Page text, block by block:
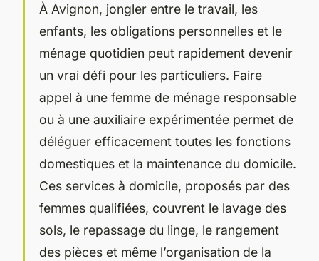
À Avignon, jongler entre le travail, les
enfants, les obligations personnelles et le
ménage quotidien peut rapidement devenir
un vrai défi pour les particuliers. Faire
appel à une femme de ménage responsable
ou à une auxiliaire expérimentée permet de
déléguer efficacement toutes les fonctions
domestiques et la maintenance du domicile.
Ces services à domicile, proposés par des
femmes qualifiées, couvrent le lavage des
sols, le repassage du linge, le rangement
des pièces et même l’organisation de la